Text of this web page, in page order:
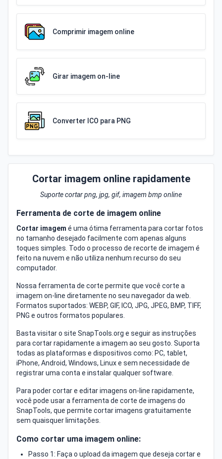
Comprimir imagem online
Girar imagem on-line
Converter ICO para PNG
Cortar imagem online rapidamente
Suporte cortar png, jpg, gif, imagem bmp online
Ferramenta de corte de imagem online
Cortar imagem é uma ótima ferramenta para cortar fotos
no tamanho desejado facilmente com apenas alguns
toques simples. Todo o processo de recorte de imagem é
feito na nuvem e não utiliza nenhum recurso do seu
computador.
Nossa ferramenta de corte permite que você corte a
imagem on-line diretamente no seu navegador da web.
Formatos suportados: WEBP, GIF, ICO, JPG, JPEG, BMP, TIFF,
PNG e outros formatos populares.
Basta visitar o site SnapTools.org e seguir as instruções
para cortar rapidamente a imagem ao seu gosto. Suporta
todas as plataformas e dispositivos como: PC, tablet,
iPhone, Android, Windows, Linux e sem necessidade de
registrar uma conta e instalar qualquer software.
Para poder cortar e editar imagens on-line rapidamente,
você pode usar a ferramenta de corte de imagens do
SnapTools, que permite cortar imagens gratuitamente
sem quaisquer limitações.
Como cortar uma imagem online:
Passo 1: Faça o upload da imagem que deseja cortar e